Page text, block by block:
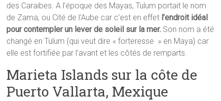
des Caraibes. A l’époque des Mayas, Tulum portait le nom
de Zama, ou Cité de l’Aube car c’est en effet l’endroit idéal
pour contempler un lever de soleil sur la mer. Son nom a été
changé en Tulum (qui veut dire « forteresse » en Maya) car
elle est fortifiée par l’avant et les côtés de remparts.
Marieta Islands sur la côte de
Puerto Vallarta, Mexique